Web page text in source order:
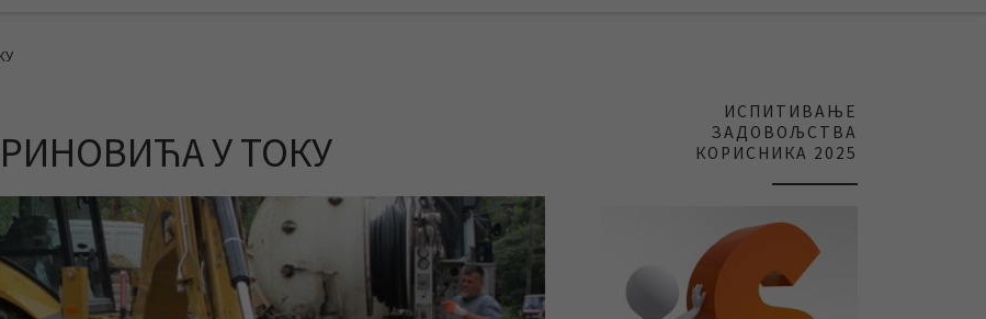
У ТОКУ
ИСПИТИВАЊЕ
ЗАДОВОЉСТВА
КОРИСНИКА 2025